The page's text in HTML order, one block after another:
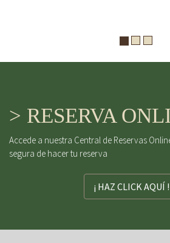
> RESERVA
Accede a nuestra Central de Reservas
segura de hacer tu reserva
¡ HAZ CLICK AQUÍ !